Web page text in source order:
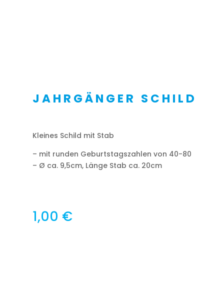
JAHRGÄNGER SCHILD
Kleines Schild mit Stab
– mit runden Geburtstagszahlen von 40-80
– Ø ca. 9,5cm, Länge Stab ca. 20cm
1,00 €